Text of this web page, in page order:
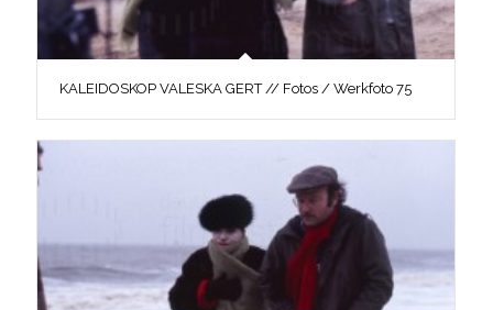
KALEIDOSKOP VALESKA GERT // Fotos / Werkfoto 75